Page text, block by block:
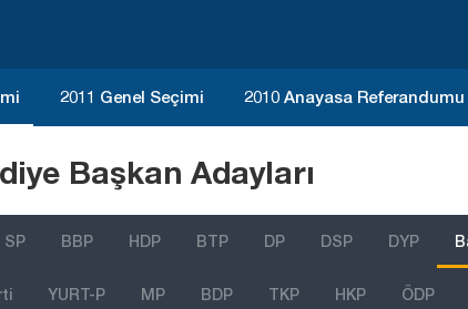
2011 Genel Seçimi 2010 Anayasa Referandumu
Başkan Adayları
SP BBP HDP BTP DP DSP DYP
YURT-P MP BDP TKP HKP ÖDP